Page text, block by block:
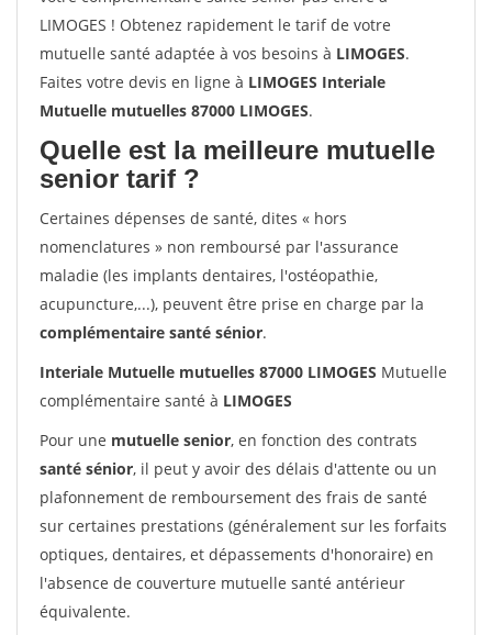
LIMOGES ! Obtenez rapidement le tarif de votre
mutuelle santé adaptée à vos besoins à LIMOGES.
Faites votre devis en ligne à LIMOGES Interiale
Mutuelle mutuelles 87000 LIMOGES.
Quelle est la meilleure mutuelle
senior tarif ?
Certaines dépenses de santé, dites « hors
nomenclatures » non remboursé par l'assurance
maladie (les implants dentaires, l'ostéopathie,
acupuncture,...), peuvent être prise en charge par la
complémentaire santé sénior.
Interiale Mutuelle mutuelles 87000 LIMOGES Mutuelle
complémentaire santé à LIMOGES
Pour une mutuelle senior, en fonction des contrats
santé sénior, il peut y avoir des délais d'attente ou un
plafonnement de remboursement des frais de santé
sur certaines prestations (généralement sur les forfaits
optiques, dentaires, et dépassements d'honoraire) en
l'absence de couverture mutuelle santé antérieur
équivalente.